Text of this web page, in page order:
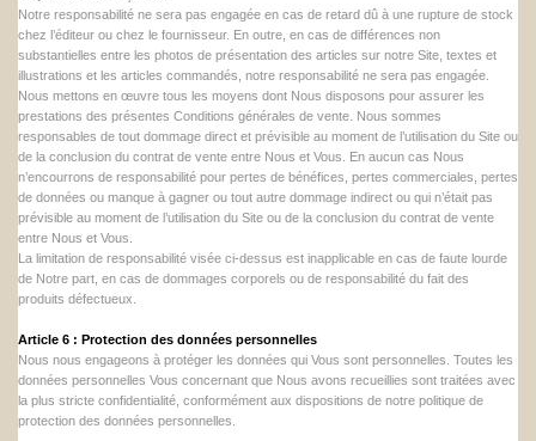
Notre responsabilité ne sera pas engagée en cas de retard dû à une rupture de stock
chez l’éditeur ou chez le fournisseur. En outre, en cas de différences non
substantielles entre les photos de présentation des articles sur notre Site, textes et
illustrations et les articles commandés, notre responsabilité ne sera pas engagée.
Nous mettons en œuvre tous les moyens dont Nous disposons pour assurer les
prestations des présentes Conditions générales de vente. Nous sommes
responsables de tout dommage direct et prévisible au moment de l’utilisation du Site ou
de la conclusion du contrat de vente entre Nous et Vous. En aucun cas Nous
n’encourrons de responsabilité pour pertes de bénéfices, pertes commerciales, pertes
de données ou manque à gagner ou tout autre dommage indirect ou qui n’était pas
prévisible au moment de l’utilisation du Site ou de la conclusion du contrat de vente
entre Nous et Vous.
La limitation de responsabilité visée ci-dessus est inapplicable en cas de faute lourde
de Notre part, en cas de dommages corporels ou de responsabilité du fait des
produits défectueux.
Article 6 : Protection des données personnelles
Nous nous engageons à protéger les données qui Vous sont personnelles. Toutes les
données personnelles Vous concernant que Nous avons recueillies sont traitées avec
la plus stricte confidentialité, conformément aux dispositions de notre politique de
protection des données personnelles.